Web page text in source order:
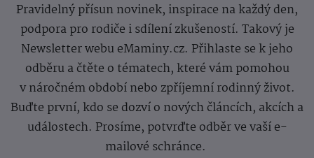
Pravidelný přísun novinek, inspirace na každý den,
podpora pro rodiče i sdílení zkušeností. Takový je
Newsletter webu eMaminy.cz. Přihlaste se k jeho
odběru a čtěte o tématech, které vám pomohou
v náročném období nebo zpříjemní rodinný život.
Buďte první, kdo se dozví o nových článcích, akcích a
událostech. Prosíme, potvrďte odběr ve vaší e-
mailové schránce.